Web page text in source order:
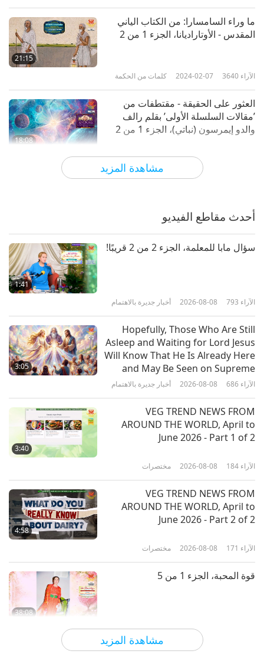
مشاهدة المزيد
21:15
ما وراء السامسارا: من الكتاب الياني
المقدس - الأوتاراديانا، الجزء 1 من 2
كلمات من الحكمة 2024-02-07 3640 الآراء
18:08
العثور على الحقيقة - مقتطفات من
’مقالات السلسلة الأولى’ بقلم رالف
والدو إيمرسون (نباتي)، الجزء 1 من 2
كلمات من الحكمة 2024-02-05
2.
الأخلاق والتواضع: من تعاليم الثيوصوفيا
المقدسة في كتاب ’مفتاح الثيوصوفيا’
الجزء 1 من 2
الحكمة والسلام: أحاديث من ’اصي
حبلابة كيتزالكواتل (هكذا تكلم
الإرشاد الروحي: مختارات من ’ساد فاني
- مجموعة من التعاليم لسري أنانداماي
مشاهدة المزيد
أحدث مقاطع الفيديو
1:41
سؤال مابا للمعلمة، الجزء 2 من 2 قريبًا!
أخبار جديرة بالاهتمام 2026-08-08 793 الآراء
3:05
Hopefully, Those Who Are Still
Asleep and Waiting for Lord Jesus
Will Know That He Is Already Here
and May Be Seen on Supreme
Master Television
أخبار جديرة بالاهتمام 2026-08-08 686 الآراء
3:40
VEG TREND NEWS FROM
AROUND THE WORLD, April to
June 2026 - Part 1 of 2
مختصرات 2026-08-08 184 الآراء
4:58
VEG TREND NEWS FROM
AROUND THE WORLD, April to
June 2026 - Part 2 of 2
مختصرات 2026-08-08 171 الآراء
38:08
قوة المحبة، الجزء 1 من 5
بين المعلمة والتلاميذ 2026-08-08